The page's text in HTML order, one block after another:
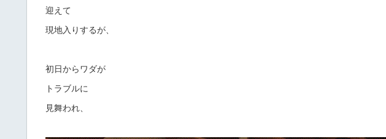
迎えて
現地入りするが、
初日からワダが
トラブルに
見舞われ、